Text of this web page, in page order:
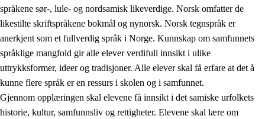
språkene sør-, lule- og nordsamisk likeverdige. Norsk omfatter de
likestilte skriftspråkene bokmål og nynorsk. Norsk tegnspråk er
anerkjent som et fullverdig språk i Norge. Kunnskap om samfunnets
språklige mangfold gir alle elever verdifull innsikt i ulike
uttrykksformer, ideer og tradisjoner. Alle elever skal få erfare at det å
kunne flere språk er en ressurs i skolen og i samfunnet.
Gjennom opplæringen skal elevene få innsikt i det samiske urfolkets
historie, kultur, samfunnsliv og rettigheter. Elevene skal lære om